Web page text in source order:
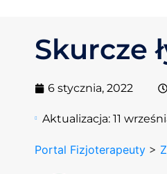
Skurcze
6 stycznia, 2022
Aktualizacja:11
Portal Fizjoterapeuty >